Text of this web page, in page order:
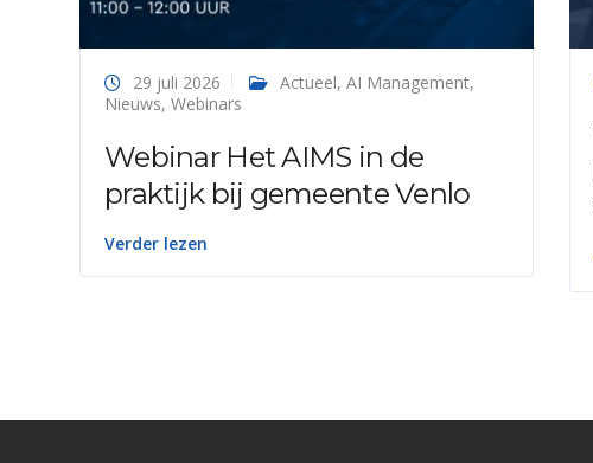
29 juli 2026 Actueel, AI Management,
Nieuws, Webinars
Webinar Het AIMS in de
praktijk bij gemeente Venlo
Verder lezen